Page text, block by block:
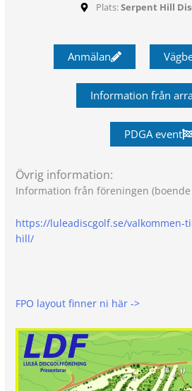
Plats:Serpent Hill
Anmälan
Information från
PDGA event
Övrig information:
Information från föreningen (boende
https://luleadiscgolf.se/valkommen-
hill/
FPO layout finner ni här ->